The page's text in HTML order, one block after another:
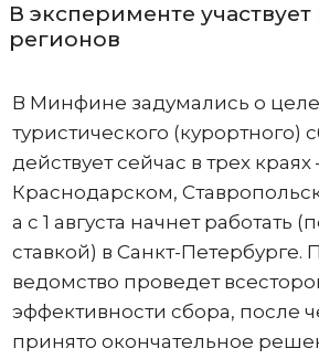
В эксперименте
регионов
В Минфине задумались о
туристического (курортного)
действует сейчас в трех краях
Краснодарском,
а с 1 августа начнет работать
ставкой) в Санкт-Петербурге.
ведомство проведет
эффективности сбора, после
принято окончательное